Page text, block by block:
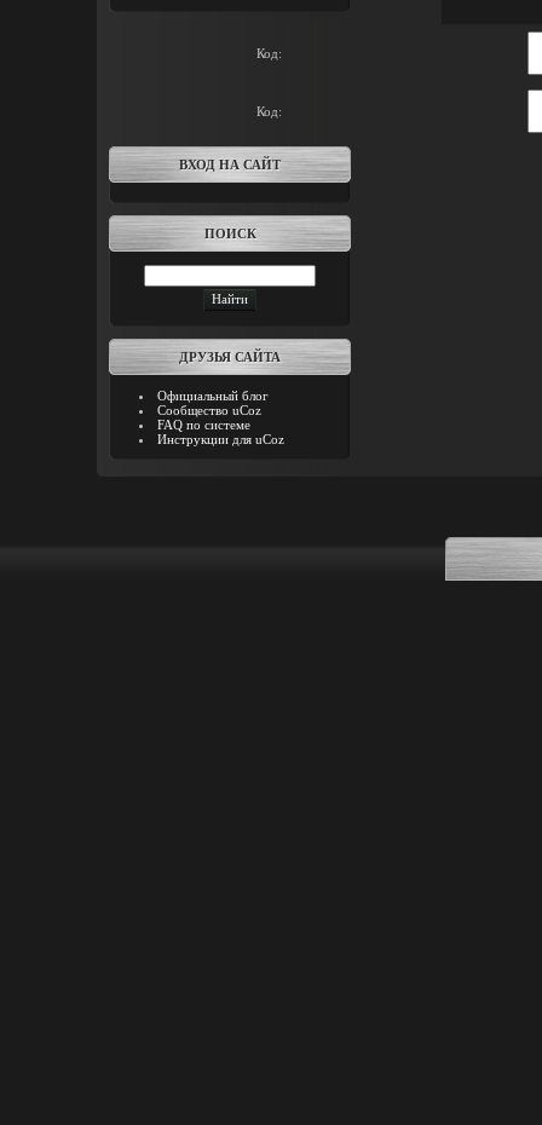
Код:
Код:
ВХОД НА САЙТ
ПОИСК
ДРУЗЬЯ САЙТА
Официальный блог
Сообщество uCoz
FAQ по системе
Инструкции для uCoz